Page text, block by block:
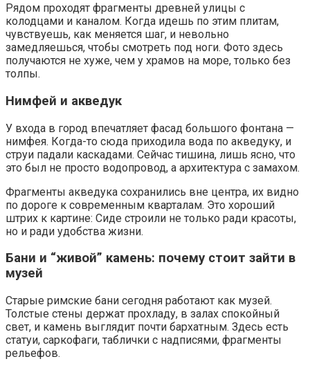
Рядом проходят фрагменты древней улицы с
колодцами и каналом. Когда идешь по этим плитам,
чувствуешь, как меняется шаг, и невольно
замедляешься, чтобы смотреть под ноги. Фото здесь
получаются не хуже, чем у храмов на море, только без
толпы.
Нимфей и акведук
У входа в город впечатляет фасад большого фонтана —
нимфея. Когда-то сюда приходила вода по акведуку, и
струи падали каскадами. Сейчас тишина, лишь ясно, что
это был не просто водопровод, а архитектура с замахом.
Фрагменты акведука сохранились вне центра, их видно
по дороге к современным кварталам. Это хороший
штрих к картине: Сиде строили не только ради красоты,
но и ради удобства жизни.
Бани и “живой” камень: почему стоит зайти в
музей
Старые римские бани сегодня работают как музей.
Толстые стены держат прохладу, в залах спокойный
свет, и камень выглядит почти бархатным. Здесь есть
статуи, саркофаги, таблички с надписями, фрагменты
рельефов.